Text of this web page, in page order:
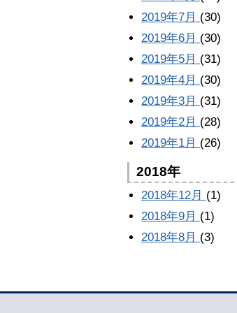
2019年7月 (30)
2019年6月 (30)
2019年5月 (31)
2019年4月 (30)
2019年3月 (31)
2019年2月 (28)
2019年1月 (26)
2018年
2018年12月 (1)
2018年9月 (1)
2018年8月 (3)